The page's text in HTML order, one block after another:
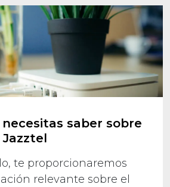
saber sobre
te proporcionaremos
relevante sobre el